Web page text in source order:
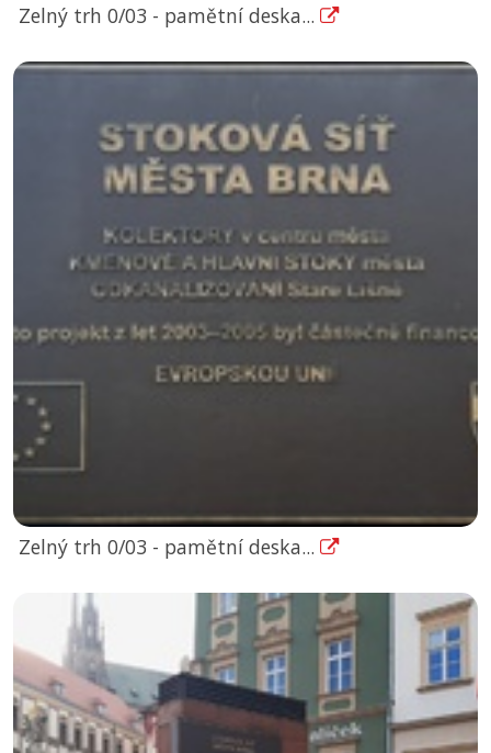
Zelný trh 0/03 - pamětní deska...
Zelný trh 0/03 - pamětní deska...